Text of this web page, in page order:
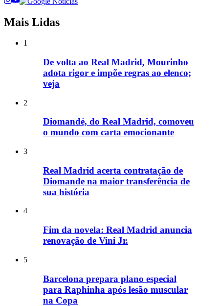
Mais Lidas
1
De volta ao Real Madrid, Mourinho
adota rigor e impõe regras ao elenco;
veja
2
Diomandé, do Real Madrid, comoveu
o mundo com carta emocionante
3
Real Madrid acerta contratação de
Diomande na maior transferência de
sua história
4
Fim da novela: Real Madrid anuncia
renovação de Vini Jr.
5
Barcelona prepara plano especial
para Raphinha após lesão muscular
na Copa